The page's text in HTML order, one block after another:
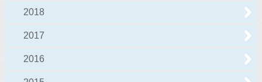
2018
2017
2016